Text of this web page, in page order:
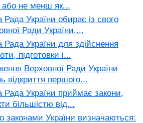
або не менш як...
Рада України обирає із свого
Ради України,...
Рада України для здійснення
підготовки і...
Верховної Ради України
відкриття першого...
Рада України приймає закони,
більшістю від...
законами України визначаються: